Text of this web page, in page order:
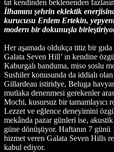
tat kendinden beklenenden
İlhamını şehrin eklektik
kurucusu Erdem Ertekin,
modern bir dokunuşla
Her aşamada oldukça titiz bir
Galata Seven Hill’ ın kendine
Kaburgalı banduma, miso soslu
Sushiler konusunda da iddialı
Gillardeau istiridye, Beluga
mutlaka denenmesi gerekenler
Mochi, kusursuz bir tamamlayıcı
Lezzet ve eğlence deneyimini
mekânda pazar günleri ise,
güne dönüşüyor. Haftanın 7 günü
hizmet veren Galata Seven Hills
kabul ediyor.